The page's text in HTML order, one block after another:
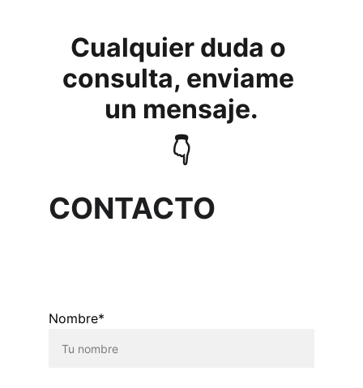
Cualquier duda o
consulta, enviame
un mensaje.
👇
Nombre*
CONTACTO